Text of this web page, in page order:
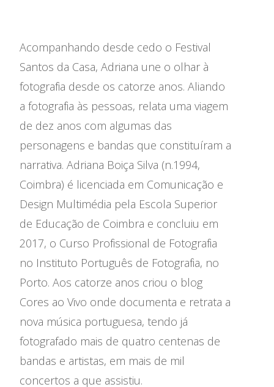
Acompanhando desde cedo o Festival
Santos da Casa, Adriana une o olhar à
fotografia desde os catorze anos. Aliando
a fotografia às pessoas, relata uma viagem
de dez anos com algumas das
personagens e bandas que constituíram a
narrativa. Adriana Boiça Silva (n.1994,
Coimbra) é licenciada em Comunicação e
Design Multimédia pela Escola Superior
de Educação de Coimbra e concluiu em
2017, o Curso Profissional de Fotografia
no Instituto Português de Fotografia, no
Porto. Aos catorze anos criou o blog
Cores ao Vivo onde documenta e retrata a
nova música portuguesa, tendo já
fotografado mais de quatro centenas de
bandas e artistas, em mais de mil
concertos a que assistiu.